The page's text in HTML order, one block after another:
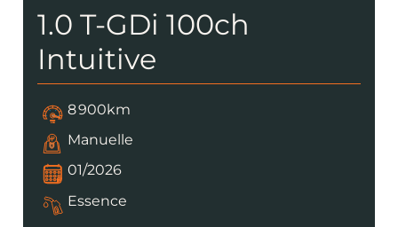
1.0 T-GDi 100ch
Intuitive
8 900km
Manuelle
01/2026
Essence